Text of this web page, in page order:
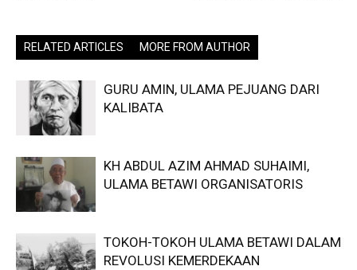
RELATED ARTICLES MORE FROM AUTHOR
GURU AMIN, ULAMA PEJUANG DARI
KALIBATA
KH ABDUL AZIM AHMAD SUHAIMI,
ULAMA BETAWI ORGANISATORIS
TOKOH-TOKOH ULAMA BETAWI DALAM
REVOLUSI KEMERDEKAAN